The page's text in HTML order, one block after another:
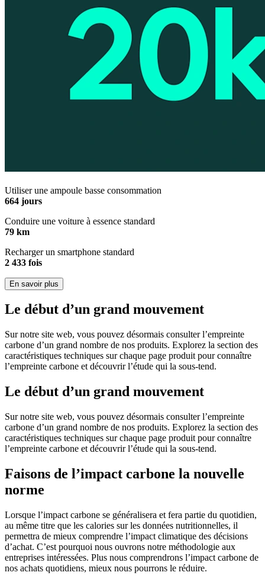
Utiliser une ampoule basse consommation
664 jours
Conduire une voiture à essence standard
79 km
Recharger un smartphone standard
2 433 fois
En savoir plus
Le début d’un grand mouvement
Sur notre site web, vous pouvez désormais consulter l’empreinte
carbone d’un grand nombre de nos produits. Explorez la section des
caractéristiques techniques sur chaque page produit pour connaître
l’empreinte carbone et découvrir l’étude qui la sous-tend.
Le début d’un grand mouvement
Sur notre site web, vous pouvez désormais consulter l’empreinte
carbone d’un grand nombre de nos produits. Explorez la section des
caractéristiques techniques sur chaque page produit pour connaître
l’empreinte carbone et découvrir l’étude qui la sous-tend.
Faisons de l’impact carbone la nouvelle
norme
Lorsque l’impact carbone se généralisera et fera partie du quotidien,
au même titre que les calories sur les données nutritionnelles, il
permettra de mieux comprendre l’impact climatique des décisions
d’achat. C’est pourquoi nous ouvrons notre méthodologie aux
entreprises intéressées. Plus nous comprendrons l’impact carbone de
nos achats quotidiens, mieux nous pourrons le réduire.